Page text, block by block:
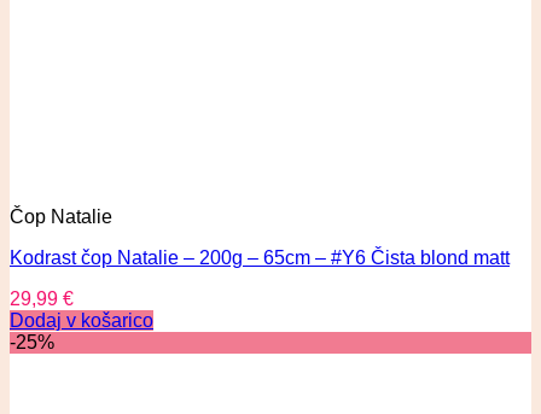
Čop Natalie
Kodrast čop Natalie – 200g – 65cm – #Y6 Čista blond matt
29,99 €
Dodaj v košarico
-25%